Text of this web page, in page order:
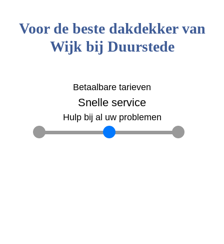
Voor de beste dakdekker van
Wijk bij Duurstede
Betaalbare tarieven
Snelle service
Hulp bij al uw problemen